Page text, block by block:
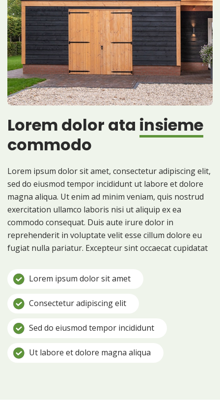
Lorem dolor ata insieme
commodo
Lorem ipsum dolor sit amet, consectetur adipiscing elit,
sed do eiusmod tempor incididunt ut labore et dolore
magna aliqua. Ut enim ad minim veniam, quis nostrud
exercitation ullamco laboris nisi ut aliquip ex ea
commodo consequat. Duis aute irure dolor in
reprehenderit in voluptate velit esse cillum dolore eu
fugiat nulla pariatur. Excepteur sint occaecat cupidatat
Lorem ipsum dolor sit amet
Consectetur adipiscing elit
Sed do eiusmod tempor incididunt
Ut labore et dolore magna aliqua